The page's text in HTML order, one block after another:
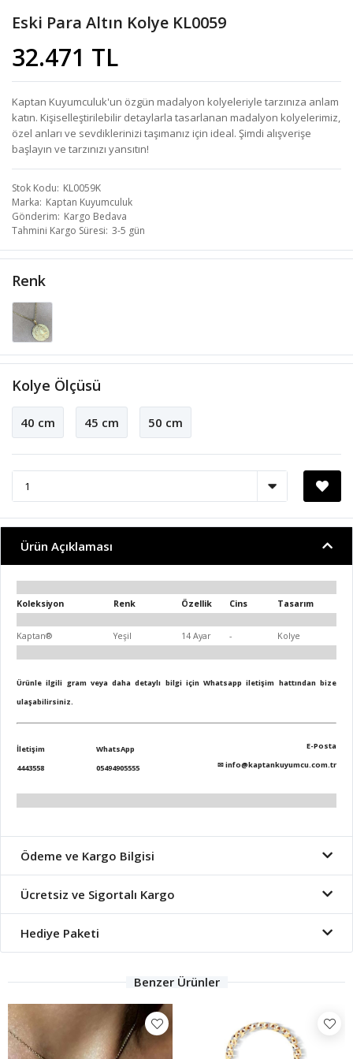
Eski Para Altın Kolye KL0059
32.471 TL
Kaptan Kuyumculuk'un özgün madalyon kolyeleriyle tarzınıza anlam
katın. Kişiselleştirilebilir detaylarla tasarlanan madalyon kolyelerimiz,
özel anları ve sevdiklerinizi taşımanız için ideal. Şimdi alışverişe
başlayın ve tarzınızı yansıtın!
Stok Kodu KL0059K
Marka Kaptan Kuyumculuk
Gönderim Kargo Bedava
Tahmini Kargo Süresi 3-5 gün
Renk
Kolye Ölçüsü
40 cm 45 cm 50 cm
Ürün Açıklaması
Koleksiyon Renk Özellik Cins Tasarım
Kaptan® Yeşil 14 Ayar - Kolye
Ürünle ilgili gram veya daha detaylı bilgi için Whatsapp iletişim hattından bize
ulaşabilirsiniz.
İletişim
4443558
WhatsApp
05494905555
E-Posta
✉info@kaptankuyumcu.com.tr
Ödeme ve Kargo Bilgisi
Ücretsiz ve Sigortalı Kargo
Hediye Paketi
Benzer Ürünler